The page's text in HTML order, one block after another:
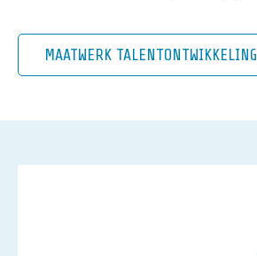
MAATWERK TALENTONTWIKKELING